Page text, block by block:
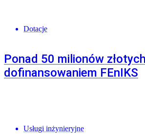
Dotacje
Ponad 50 milionów
dofinansowaniem FEnIKS
Usługi inżynieryjne